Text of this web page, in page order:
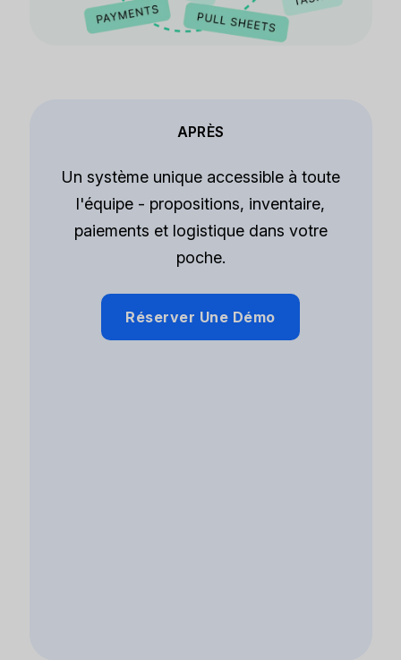
APRÈS
Un système unique accessible à toute
l'équipe - propositions, inventaire,
paiements et logistique dans votre
poche.
Réserver Une Démo